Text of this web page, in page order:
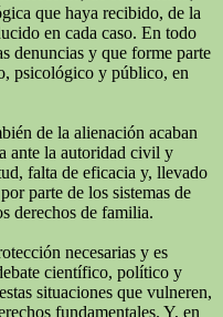
que haya recibido, de la
en cada caso. En todo
denuncias y que forme parte
psicológico y público, en
de la alienación acaban
ante la autoridad civil y
falta de eficacia y, llevado
parte de los sistemas de
derechos de familia.
necesarias y es
científico, político y
situaciones que vulneren,
fundamentales. Y, en